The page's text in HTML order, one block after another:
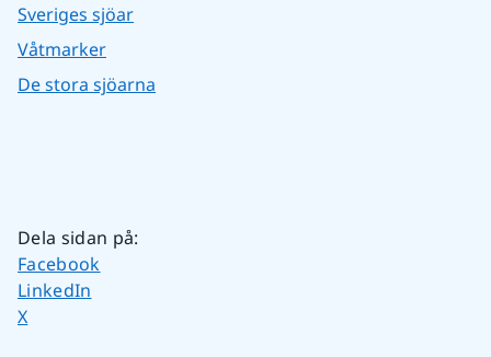
Sveriges sjöar
Våtmarker
De stora sjöarna
Dela sidan på:
Dela sidan på
Facebook
Dela sidan på
LinkedIn
Dela sidan på
X